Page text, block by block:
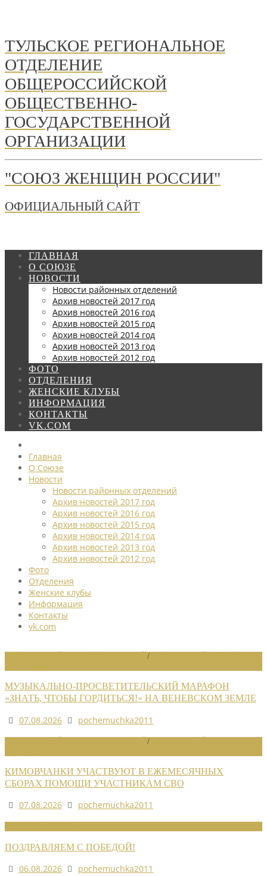
ТУЛЬСКОЕ РЕГИОНАЛЬНОЕ
ОТДЕЛЕНИЕ
ОБЩЕРОССИЙСКОЙ
ОБЩЕСТВЕННО-
ГОСУДАРСТВЕННОЙ
ОРГАНИЗАЦИИ
"СОЮЗ ЖЕНЩИН РОССИИ"
ОФИЦИАЛЬНЫЙ САЙТ
ГЛАВНАЯ
О СОЮЗЕ
НОВОСТИ
Новости районных отделений
Архив новостей 2017 год
Архив новостей 2016 год
Архив новостей 2015 год
Архив новостей 2014 год
Архив новостей 2013 год
Архив новостей 2012 год
ФОТО
ОТДЕЛЕНИЯ
ЖЕНСКИЕ КЛУБЫ
ИНФОРМАЦИЯ
КОНТАКТЫ
VK.COM
Главная
О Союзе
Новости
Новости районных отделений
Архив новостей 2017 год
Архив новостей 2016 год
Архив новостей 2015 год
Архив новостей 2014 год
Архив новостей 2013 год
Архив новостей 2012 год
Фото
Отделения
Женские клубы
Информация
Контакты
vk.com
/
МУЗЫКАЛЬНО-ПРОСВЕТИТЕЛЬСКИЙ МАРАФОН
«ЗНАТЬ, ЧТОБЫ ГОРДИТЬСЯ!» НА ВЕНЕВСКОМ ЗЕМЛЕ
07.08.2026
pochemuchka2011
/
КИМОВЧАНКИ УЧАСТВУЮТ В ЕЖЕМЕСЯЧНЫХ
СБОРАХ ПОМОЩИ УЧАСТНИКАМ СВО
07.08.2026
pochemuchka2011
ПОЗДРАВЛЯЕМ С ПОБЕДОЙ!
06.08.2026
pochemuchka2011